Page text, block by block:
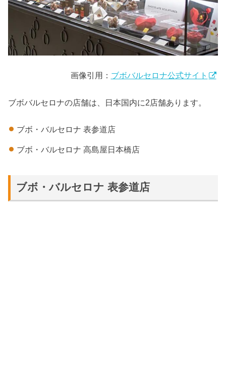
画像引用： ブボバルセロナ公式サイト
ブボバルセロナの店舗は、日本国内に2店舗あります。
ブボ・バルセロナ 表参道店
ブボ・バルセロナ 高島屋日本橋店
ブボ・バルセロナ 表参道店